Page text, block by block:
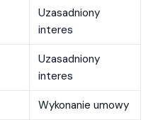
Uzasadniony
interes
Uzasadniony
interes
Wykonanie umowy